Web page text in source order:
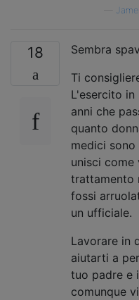
18
Sembra
Ti
L'esercito
anni che
quanto
medici
unisci
trattamento
fossi
un ufficiale.
Lavorare in
aiutarti a
tuo padre e
comunque